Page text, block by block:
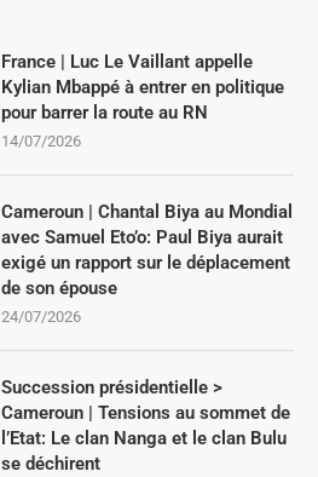
France | Luc Le Vaillant appelle
Kylian Mbappé à entrer en politique
pour barrer la route au RN
14/07/2026
Cameroun | Chantal Biya au Mondial
avec Samuel Eto’o: Paul Biya aurait
exigé un rapport sur le déplacement
de son épouse
24/07/2026
Succession présidentielle >
Cameroun | Tensions au sommet de
l’Etat: Le clan Nanga et le clan Bulu
se déchirent